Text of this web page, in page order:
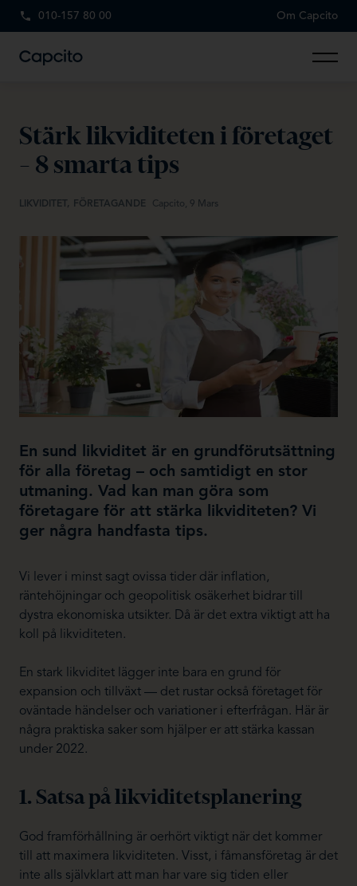
010-157 80 00 Om Capcito
Stärk likviditeten i företaget
– 8 smarta tips
LIKVIDITET, FÖRETAGANDE Capcito, 9 Mars
En sund likviditet är en grundförutsättning
för alla företag – och samtidigt en stor
utmaning. Vad kan man göra som
företagare för att stärka likviditeten? Vi
ger några handfasta tips.
Vi lever i minst sagt ovissa tider där inflation,
räntehöjningar och geopolitisk osäkerhet bidrar till
dystra ekonomiska utsikter. Då är det extra viktigt att ha
koll på likviditeten.
En stark likviditet lägger inte bara en grund för
expansion och tillväxt — det rustar också företaget för
oväntade händelser och variationer i efterfrågan. Här är
några praktiska saker som hjälper er att stärka kassan
under 2022.
1. Satsa på likviditetsplanering
God framförhållning är oerhört viktigt när det kommer
till att maximera likviditeten. Visst, i fåmansföretag är det
inte alls självklart att man har vare sig tiden eller